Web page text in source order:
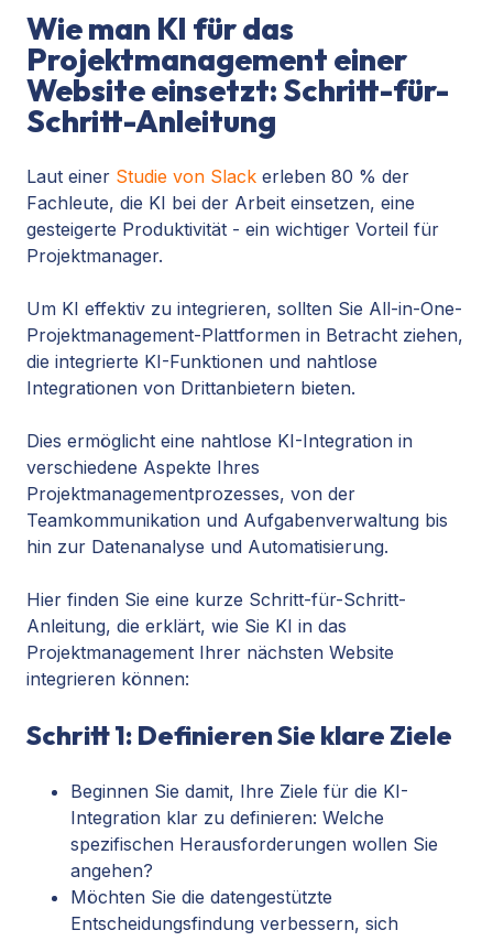
Wie man KI für das
Projektmanagement einer
Website einsetzt: Schritt-für-
Schritt-Anleitung
Laut einer Studie von Slack erleben 80 % der
Fachleute, die KI bei der Arbeit einsetzen, eine
gesteigerte Produktivität - ein wichtiger Vorteil für
Projektmanager.
Um KI effektiv zu integrieren, sollten Sie All-in-One-
Projektmanagement-Plattformen in Betracht ziehen,
die integrierte KI-Funktionen und nahtlose
Integrationen von Drittanbietern bieten.
Dies ermöglicht eine nahtlose KI-Integration in
verschiedene Aspekte Ihres
Projektmanagementprozesses, von der
Teamkommunikation und Aufgabenverwaltung bis
hin zur Datenanalyse und Automatisierung.
Hier finden Sie eine kurze Schritt-für-Schritt-
Anleitung, die erklärt, wie Sie KI in das
Projektmanagement Ihrer nächsten Website
integrieren können:
Schritt 1: Definieren Sie klare Ziele
Beginnen Sie damit, Ihre Ziele für die KI-
Integration klar zu definieren: Welche
spezifischen Herausforderungen wollen Sie
angehen?
Möchten Sie die datengestützte
Entscheidungsfindung verbessern, sich